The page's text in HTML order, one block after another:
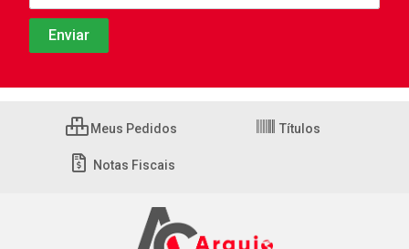
Meus Pedidos Títulos
Notas Fiscais